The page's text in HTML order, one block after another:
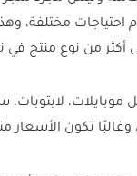
مختلفة،
أكثر من نوع منتج
موبايلات،
وغالبًا تكون